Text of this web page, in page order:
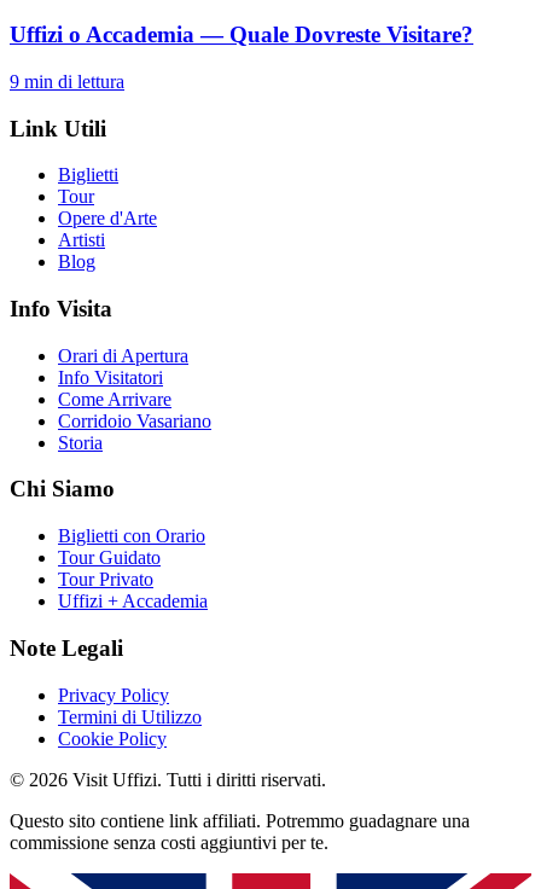
Uffizi o Accademia — Quale Dovreste Visitare?
9 min di lettura
Link Utili
Biglietti
Tour
Opere d'Arte
Artisti
Blog
Info Visita
Orari di Apertura
Info Visitatori
Come Arrivare
Corridoio Vasariano
Storia
Chi Siamo
Biglietti con Orario
Tour Guidato
Tour Privato
Uffizi + Accademia
Note Legali
Privacy Policy
Termini di Utilizzo
Cookie Policy
© 2026 Visit Uffizi. Tutti i diritti riservati.
Questo sito contiene link affiliati. Potremmo guadagnare una
commissione senza costi aggiuntivi per te.